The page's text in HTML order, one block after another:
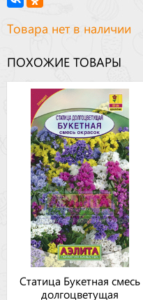
Товара нет в наличии
ПОХОЖИЕ ТОВАРЫ
Статица Букетная смесь
долгоцветущая